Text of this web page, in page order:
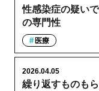
性感染症の疑い
の専門性
医療
繰り返すものも
2026.04.05